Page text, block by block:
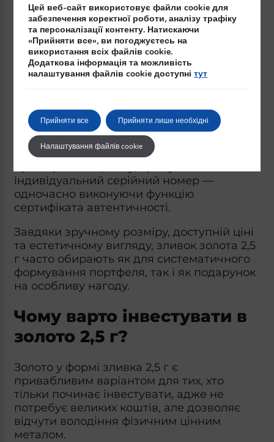
На польському ринку найчастіше
трапляються зливки, виготовлені
монетними дворами та рафінеріями з
сертифікацією LBMA, такими як
Argor‑Heraeus, Valcambi або Umicore.
Стандартом вважається міцна захисна
упаковка типу CertiPack або подібна, яка
поєднує пластикову карту із вбудованим
зливком, на якому міститься інформація
індивідуальний серійний номер —
одночасно виконуючи функцію
сертифіката автентичності.
Завдяки зручному розміру, доступній ціні
та естетичному вигляду, зливок золота 2,5
г часто обирають як для систематичного
формування портфеля, так і як подарунок
на особливу нагоду.
Чому варто інвестувати в
золото 2,5 г?
Золото у формі зливка 2,5 г є
привабливим варіантом для тих, хто
тільки починає інвестувати, адже не
потребує великих коштів, але дозволяє
відчути володіння фізичним цінним
металом.
Цей веб-сайт використовує файли cookie для
забезпечення коректної роботи, аналізу трафіку
та персоналізації контенту. Натискаючи
«Прийняти все», ви погоджуєтесь на
використання всіх файлів cookie.
Додаткова інформація та можливість
налаштування файлів cookie доступнітут
Прийняти все Прийняти лише необхідні
Налаштування файлів cookie